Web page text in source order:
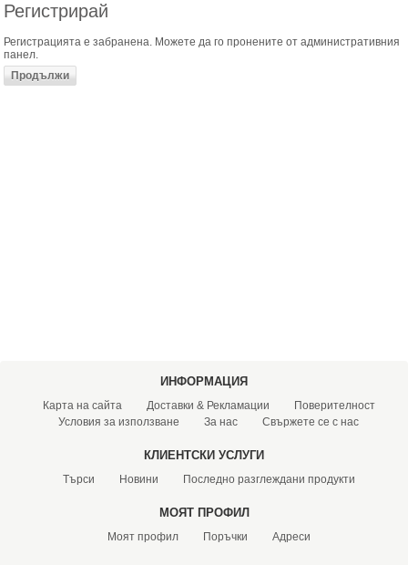
СОНДАЖНИ ПОМПИ (376)
ПОТОПЯЕМИ ДВИГАТЕЛИ (57)
КОМПОНЕНТИ ЗА ОМЕКОТИТЕЛНИ СИСТЕМИ (6)
Регистрирай
Регистрацията е забранена. Можете да го пронените от административния
панел.
ИНФОРМАЦИЯ
Карта на сайта Доставки & Рекламации
Поверителност
Условия за използване
За нас Свържете се с нас
КЛИЕНТСКИ УСЛУГИ
Търси Новини Последно разглеждани продукти
МОЯТ ПРОФИЛ
Моят профил Поръчки Адреси